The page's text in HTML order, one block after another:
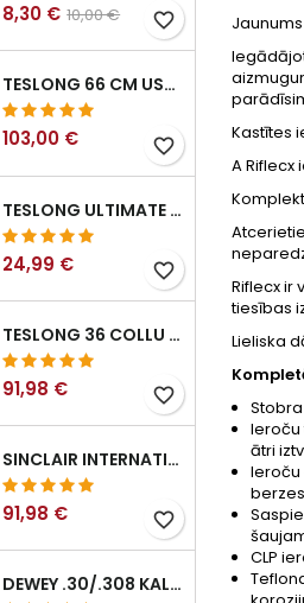
8,30 € 10,00 € favorite_border
TESLONG 66 CM USB BOROSKOPS
103,00 € favorite_border
TESLONG ULTIMATE SĀNSKATA ENDOSKOPA SPOGUĻU KOMPLEKTS (5 GAB.)
24,99 € favorite_border
TESLONG 36 COLLU / 92 CM WIFI ELASTĪGS BOROSKOPS IPHONE IPAD ANDRIOD AR WIFI ADAPTERI
91,98 € favorite_border
SINCLAIR INTERNATIONAL II PAAUDZES EKSPANDERI
91,98 € favorite_border
DEWEY .30/.308 KALIBRA BRONZAS ŠAUTENES BIRSTE. B-30 MODELIS
Kastītes
A Riflecx
Riflecx ir
tiesības
Lieliska
Ieroču
ātri
Ieroču
CLP